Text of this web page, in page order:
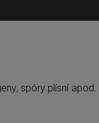
spóry plísní apod.